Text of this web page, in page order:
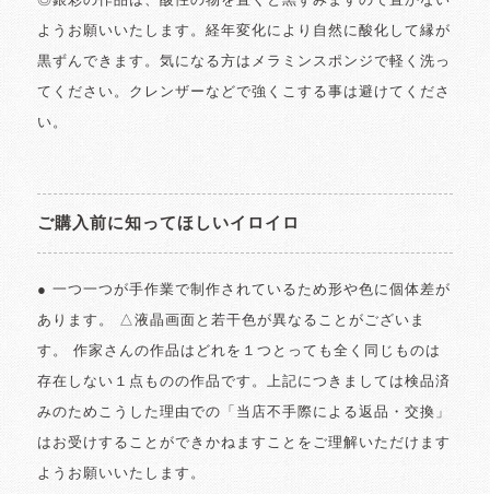
ようお願いいたします。経年変化により自然に酸化して縁が
黒ずんできます。気になる方はメラミンスポンジで軽く洗っ
てください。クレンザーなどで強くこする事は避けてくださ
い。
ご購入前に知ってほしいイロイロ
● 一つ一つが手作業で制作されているため形や色に個体差が
あります。 △液晶画面と若干色が異なることがございま
す。 作家さんの作品はどれを１つとっても全く同じものは
存在しない１点ものの作品です。上記につきましては検品済
みのためこうした理由での「当店不手際による返品・交換」
はお受けすることができかねますことをご理解いただけます
ようお願いいたします。